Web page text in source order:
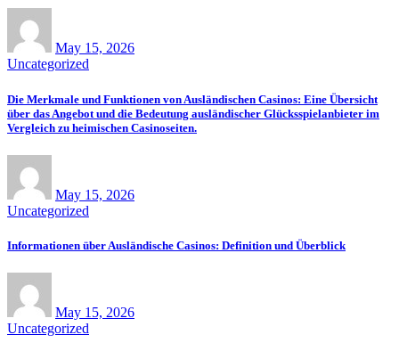
May 15, 2026
Uncategorized
Die Merkmale und Funktionen von Ausländischen Casinos: Eine Übersicht
über das Angebot und die Bedeutung ausländischer Glücksspielanbieter im
Vergleich zu heimischen Casinoseiten.
May 15, 2026
Uncategorized
Informationen über Ausländische Casinos: Definition und Überblick
May 15, 2026
Uncategorized